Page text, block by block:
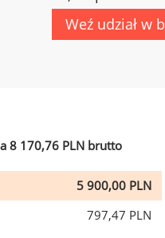
Weź udział w
8 170,76 PLN brutto
5 900,00 PLN
797,47 PLN